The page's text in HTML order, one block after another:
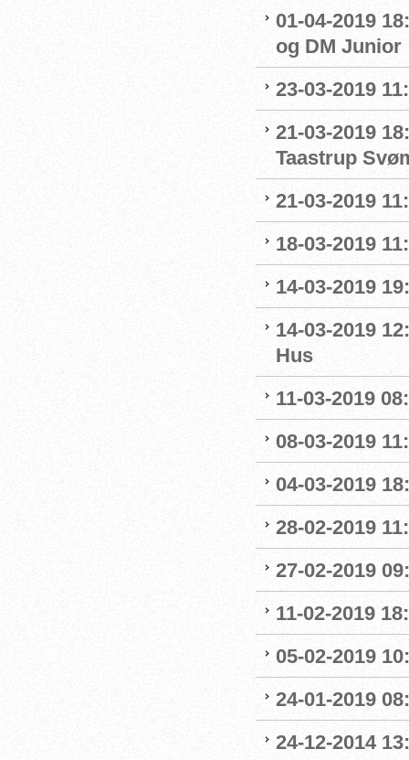
01-04-2019
og DM Junior
23-03-2019
21-03-2019
Taastrup
21-03-2019
18-03-2019
14-03-2019
14-03-2019
Hus
11-03-2019
08-03-2019
04-03-2019
28-02-2019
27-02-2019
11-02-2019
05-02-2019
24-01-2019
24-12-2014